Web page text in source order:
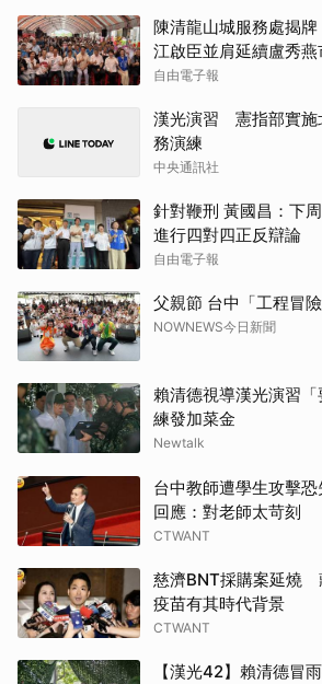
陳清龍山城服務處揭
江啟臣並肩延續盧秀燕
自由電子報
漢光演習 憲指部實施
務演練
中央通訊社
針對鞭刑 黃國昌：下
進行四對四正反辯論
自由電子報
父親節 台中「工程冒
NOWNEWS今日新聞
賴清德視導漢光演習
練發加菜金
Newtalk
台中教師遭學生攻擊
回應：對老師太苛刻
CTWANT
慈濟BNT採購案延燒
疫苗有其時代背景
CTWANT
【漢光42】賴清德冒